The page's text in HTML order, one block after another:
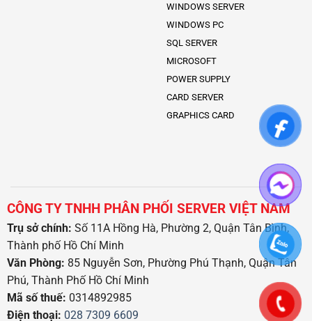
WINDOWS SERVER
WINDOWS PC
SQL SERVER
MICROSOFT
POWER SUPPLY
CARD SERVER
GRAPHICS CARD
CÔNG TY TNHH PHÂN PHỐI SERVER VIỆT NAM
Trụ sở chính: Số 11A Hồng Hà, Phường 2, Quận Tân Bình,
Thành phố Hồ Chí Minh
Văn Phòng: 85 Nguyễn Sơn, Phường Phú Thạnh, Quận Tân
Phú, Thành Phố Hồ Chí Minh
Mã số thuế: 0314892985
Điện thoại: 028 7309 6609